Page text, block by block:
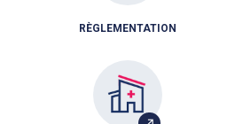
RÈGLEMENTATION